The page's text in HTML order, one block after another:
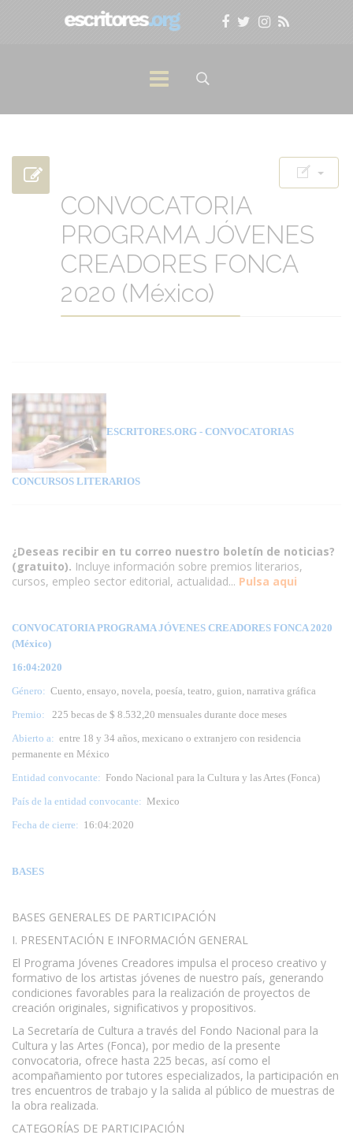
CONVOCATORIA
PROGRAMA JÓVENES
CREADORES FONCA
2020 (México)
ESCRITORES.ORG - CONVOCATORIAS
CONCURSOS LITERARIOS
¿Deseas recibir en tu correo nuestro boletín de noticias?
(gratuito). Incluye información sobre premios literarios,
cursos, empleo sector editorial, actualidad... Pulsa aqui
CONVOCATORIA PROGRAMA JÓVENES CREADORES FONCA 2020
(México)
16:04:2020
Género: Cuento, ensayo, novela, poesía, teatro, guion, narrativa gráfica
Premio:
225 becas de $ 8.532,20 mensuales durante doce meses
Abierto a: entre 18 y 34 años, mexicano o extranjero con residencia
permanente en México
Entidad convocante: Fondo Nacional para la Cultura y las Artes (Fonca)
País de la entidad convocante: Mexico
Fecha de cierre: 16:04:2020
BASES
BASES GENERALES DE PARTICIPACIÓN
I. PRESENTACIÓN E INFORMACIÓN GENERAL
El Programa Jóvenes Creadores impulsa el proceso creativo y
formativo de los artistas jóvenes de nuestro país, generando
condiciones favorables para la realización de proyectos de
creación originales, significativos y propositivos.
La Secretaría de Cultura a través del Fondo Nacional para la
Cultura y las Artes (Fonca), por medio de la presente
convocatoria, ofrece hasta 225 becas, así como el
acompañamiento por tutores especializados, la participación en
tres encuentros de trabajo y la salida al público de muestras de
la obra realizada.
CATEGORÍAS DE PARTICIPACIÓN